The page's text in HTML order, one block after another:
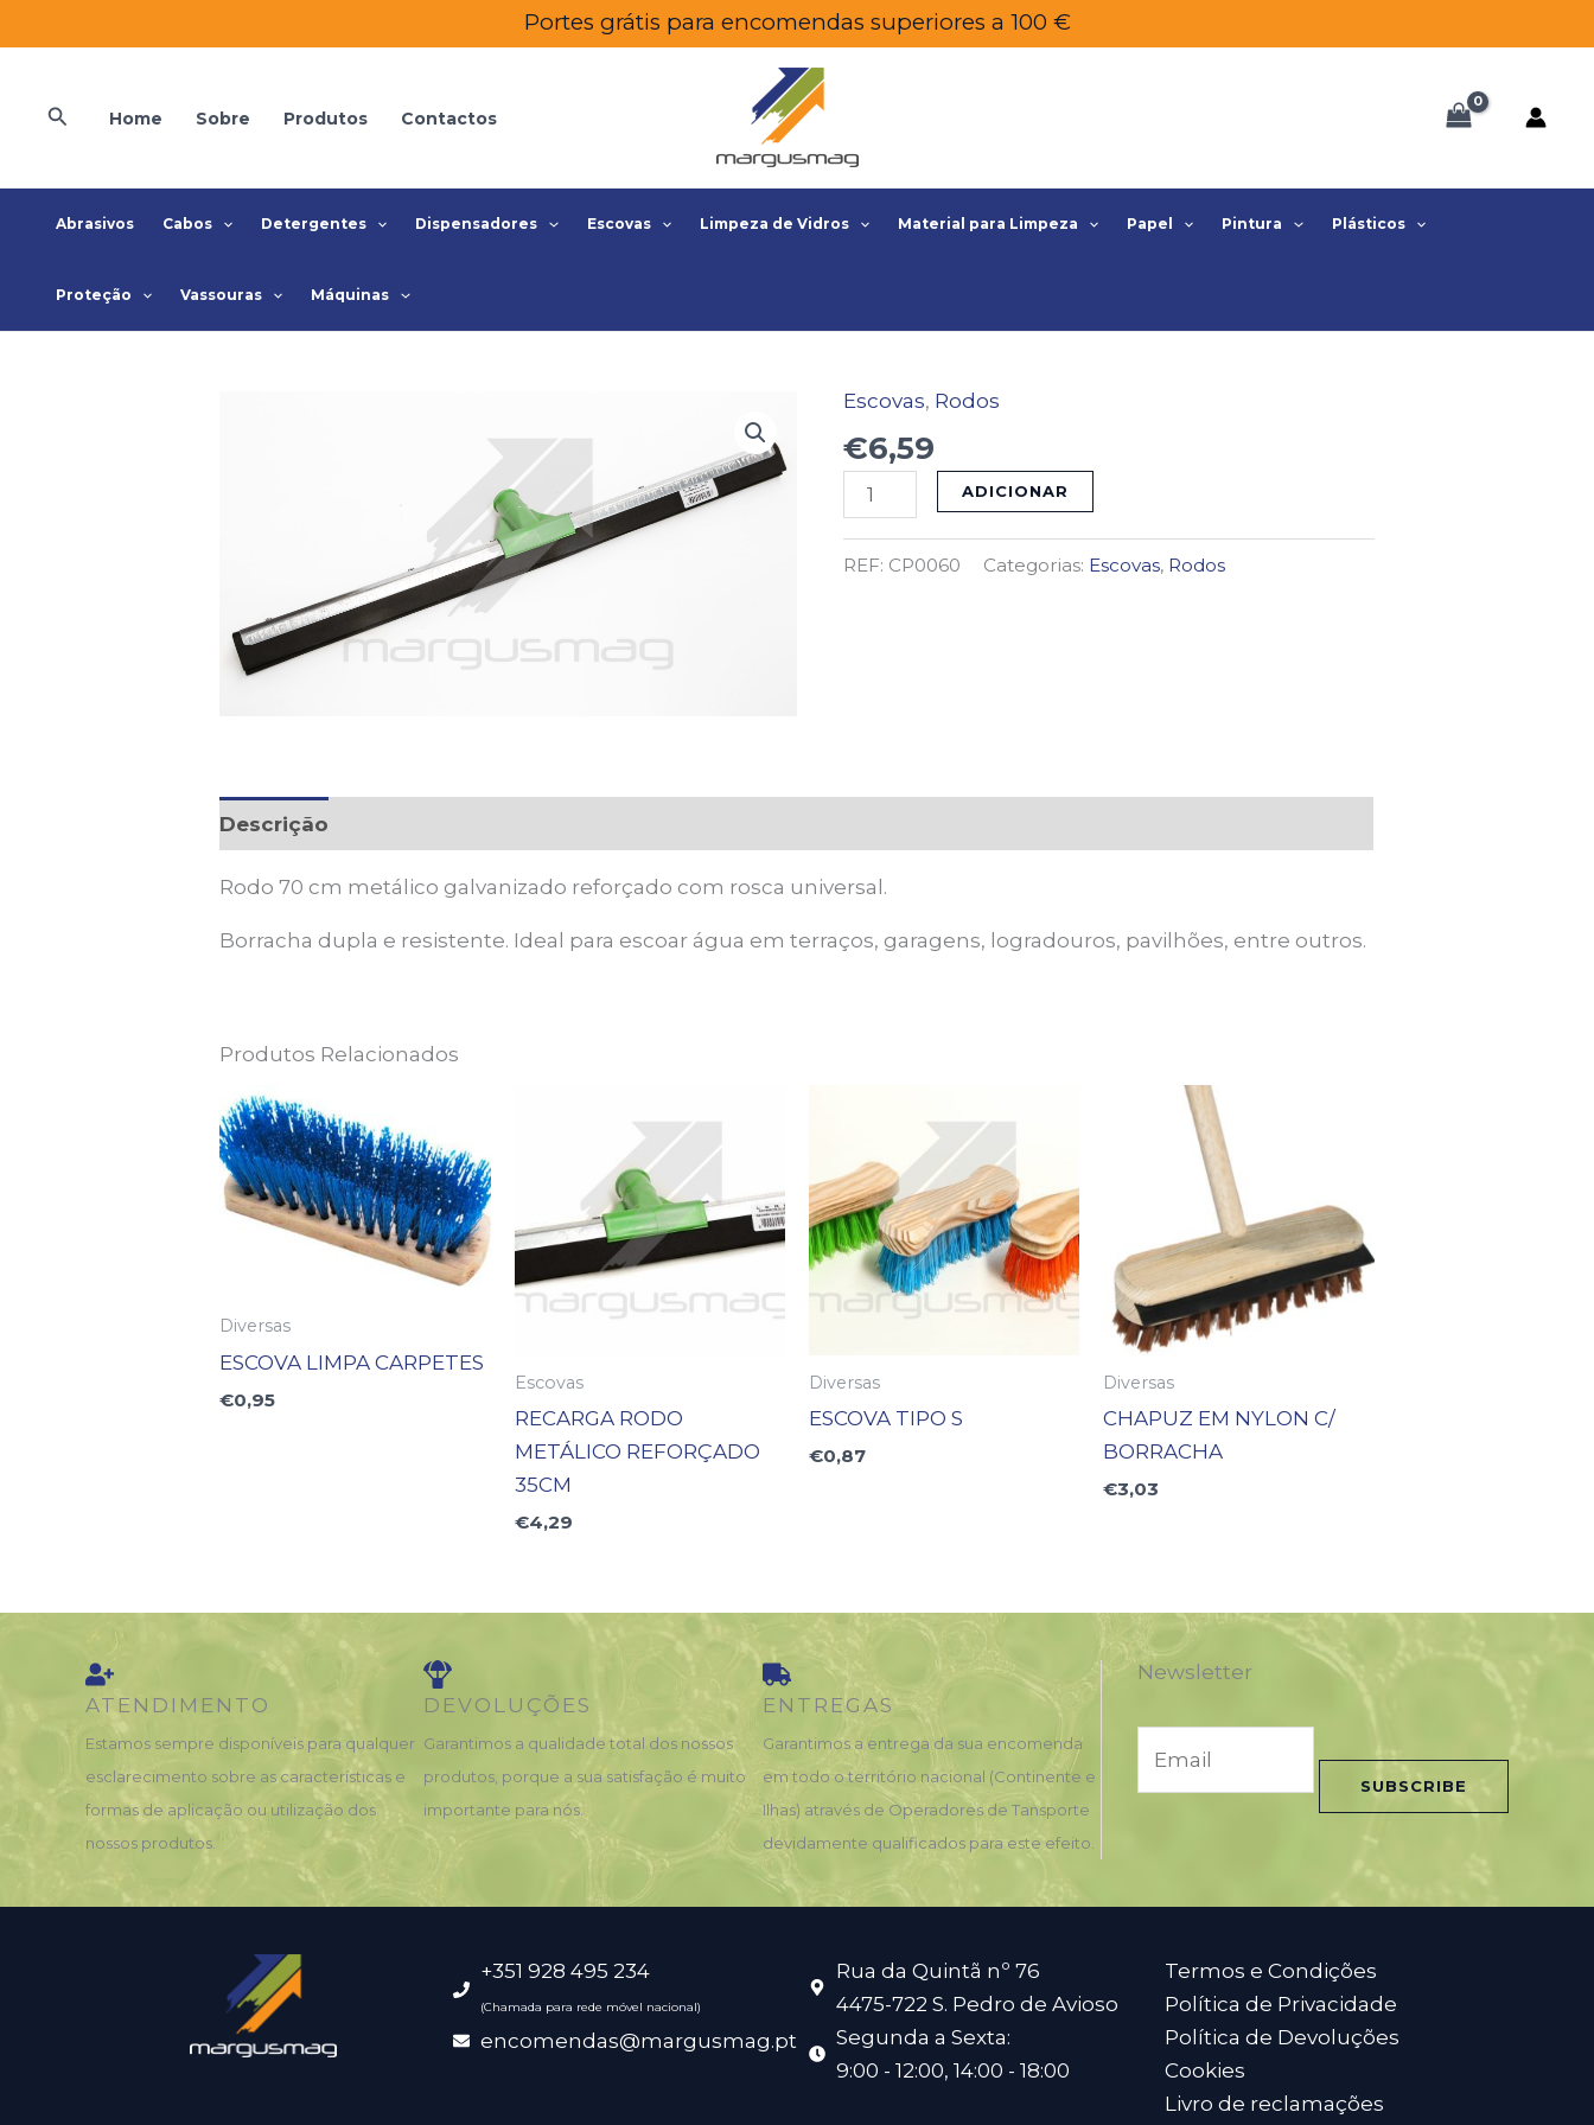
to
Portes grátis para encomendas superiores a 100 €
SearchHome Sobre Produtos Contactos
Abrasivos Cabos Detergentes Dispensadores Escovas Limpeza de Vidros Material para Limpeza Papel Pintura Plásticos
Proteção Vassouras Máquinas
Escovas, Rodos
€6,59
Quantidade
de
RECARGA
RODO
METÁLICO
REFORÇADO
ADICIONAR
REF: CP0060 Categorias: Escovas, Rodos
Descrição
Rodo 70 cm metálico galvanizado reforçado com rosca universal.
Borracha dupla e resistente. Ideal para escoar água em terraços, garagens, logradouros, pavilhões, entre outros.
Produtos Relacionados
Diversas
ESCOVA LIMPA CARPETES
€0,95
Escovas
RECARGA RODO
METÁLICO REFORÇADO
35CM
€4,29
Diversas
ESCOVA TIPO S
€0,87
Diversas
CHAPUZ EM NYLON C/
BORRACHA
€3,03
ATENDIMENTO
Estamos sempre disponíveis para qualquer
esclarecimento sobre as características e
formas de aplicação ou utilização dos
nossos produtos.
DEVOLUÇÕES
Garantimos a qualidade total dos nossos
produtos, porque a sua satisfação é muito
importante para nós.
ENTREGAS
Garantimos a entrega da sua encomenda
em todo o território nacional (Continente e
Ilhas) através de Operadores de Tansporte
devidamente qualificados para este efeito.
Newsletter
*
SUBSCRIBE
+351 928 495 234
(Chamada para rede móvel nacional)
encomendas@margusmag.pt
Rua da Quintã nº 76
4475-722 S. Pedro de Avioso
Segunda a Sexta:
9:00 - 12:00, 14:00 - 18:00
Termos e Condições
Política de Privacidade
Política de Devoluções
Cookies
Livro de reclamações